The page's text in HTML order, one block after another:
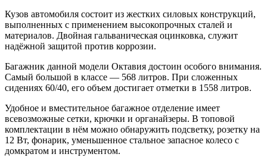
Кузов автомобиля состоит из жестких силовых конструкций,
выполненных с применением высокопрочных сталей и
материалов. Двойная гальваническая оцинковка, служит
надёжной защитой против коррозии.
Багажник данной модели Октавия достоин особого внимания.
Самый большой в классе — 568 литров. При сложенных
сидениях 60/40, его объем достигает отметки в 1558 литров.
Удобное и вместительное багажное отделение имеет
всевозможные сетки, крючки и органайзеры. В топовой
комплектации в нём можно обнаружить подсветку, розетку на
12 Вт, фонарик, уменьшенное стальное запасное колесо с
домкратом и инструментом.